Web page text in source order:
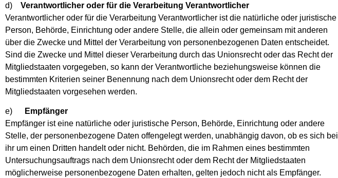
d)
Verantwortlicher oder für die Verarbeitung Verantwortlicher
Verantwortlicher oder für die Verarbeitung Verantwortlicher ist die natürliche oder juristische
Person, Behörde, Einrichtung oder andere Stelle, die allein oder gemeinsam mit anderen
über die Zwecke und Mittel der Verarbeitung von personenbezogenen Daten entscheidet.
Sind die Zwecke und Mittel dieser Verarbeitung durch das Unionsrecht oder das Recht der
Mitgliedstaaten vorgegeben, so kann der Verantwortliche beziehungsweise können die
bestimmten Kriterien seiner Benennung nach dem Unionsrecht oder dem Recht der
Mitgliedstaaten vorgesehen werden.
e)
Empfänger
Empfänger ist eine natürliche oder juristische Person, Behörde, Einrichtung oder andere
Stelle, der personenbezogene Daten offengelegt werden, unabhängig davon, ob es sich bei
ihr um einen Dritten handelt oder nicht. Behörden, die im Rahmen eines bestimmten
Untersuchungsauftrags nach dem Unionsrecht oder dem Recht der Mitgliedstaaten
möglicherweise personenbezogene Daten erhalten, gelten jedoch nicht als Empfänger.